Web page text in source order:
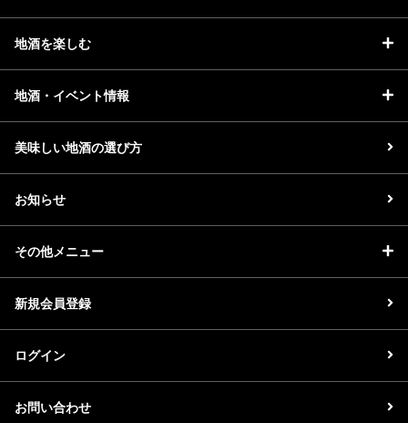
地酒を楽しむ
地酒・イベント情報
美味しい地酒の選び方
お知らせ
その他メニュー
新規会員登録
ログイン
お問い合わせ